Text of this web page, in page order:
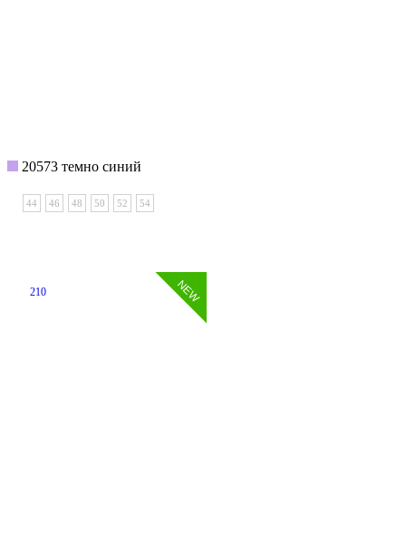
20573 темно синий
44 46 48 50 52 54
210